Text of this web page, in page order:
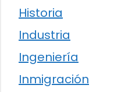
Historia
Industria
Ingeniería
Inmigración